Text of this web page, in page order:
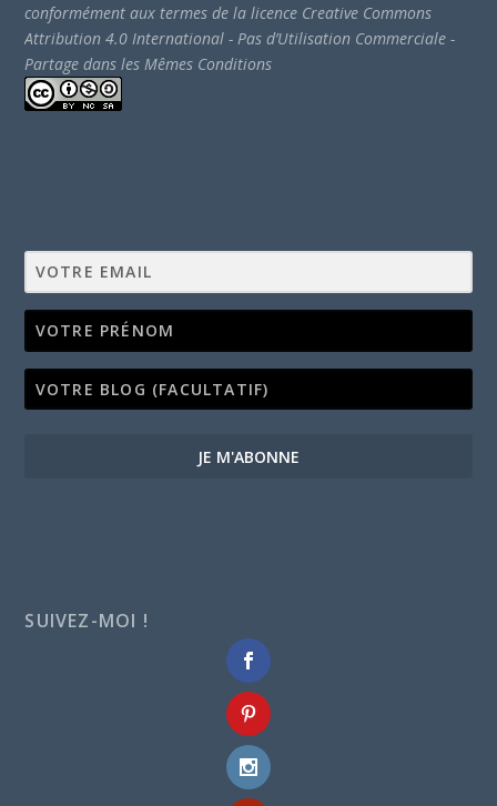
conformément aux termes de la licence Creative Commons
Attribution 4.0 International - Pas d’Utilisation Commerciale -
Partage dans les Mêmes Conditions
JE M'ABONNE
SUIVEZ-MOI !